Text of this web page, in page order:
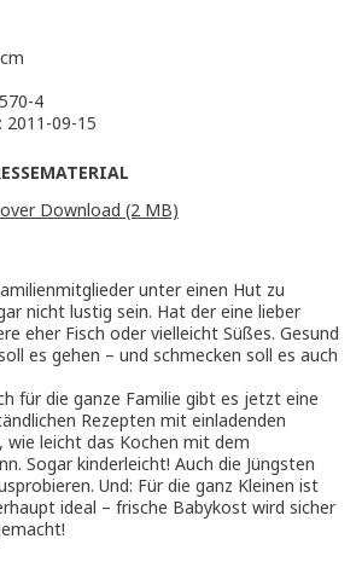
4
2011-09-15
Download (2 MB)
unter einen Hut zu
nicht lustig sein. Hat der eine lieber
eher Fisch oder vielleicht Süßes. Gesund
es gehen – und schmecken soll es auch
für die ganze Familie gibt es jetzt eine
Rezepten mit einladenden
wie leicht das Kochen mit dem
Sogar kinderleicht! Auch die Jüngsten
Und: Für die ganz Kleinen ist
ideal – frische Babykost wird sicher